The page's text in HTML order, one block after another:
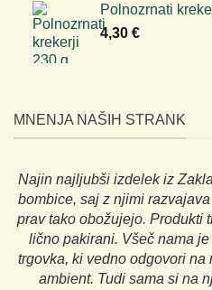
MNENJA NAŠIH STRANK
Najin najljubši izdelek iz
bombice, saj z njimi
prav tako obožujejo. Produkti
lično pakirani. Všeč nama
trgovka, ki vedno odgovori
ambient. Tudi sama si na
Polnozrnati
4,30 €